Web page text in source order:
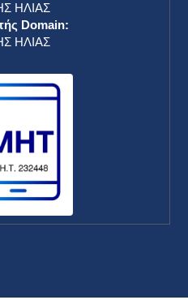
ΗΛΙΑΣ
Domain:
ΗΛΙΑΣ